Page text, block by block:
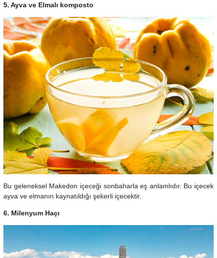
5. Ayva ve Elmalı komposto
Bu geleneksel Makedon içeceği sonbaharla eş anlamlıdır. Bu içecek
ayva ve elmanın kaynatıldığı şekerli içecektir.
6. Milenyum Haçı